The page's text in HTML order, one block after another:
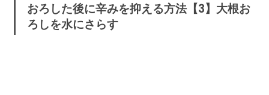
おろした後に辛みを抑える方法【3】大根お
ろしを水にさらす